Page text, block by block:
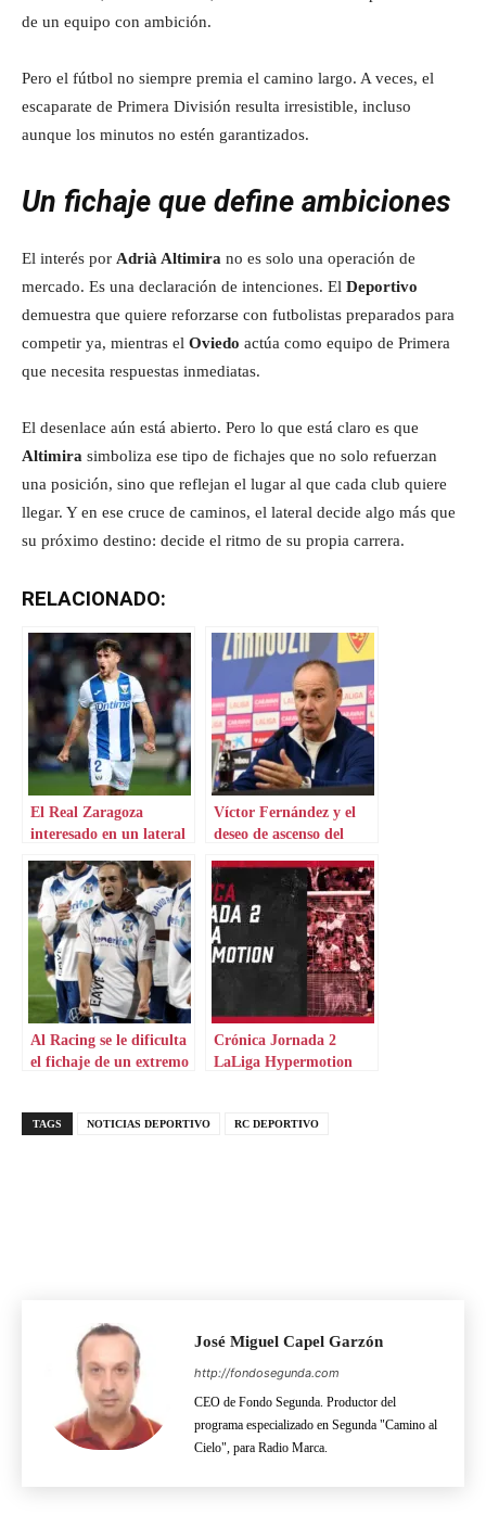
de un equipo con ambición.
Pero el fútbol no siempre premia el camino largo. A veces, el
escaparate de Primera División resulta irresistible, incluso
aunque los minutos no estén garantizados.
Un fichaje que define ambiciones
El interés por Adrià Altimira no es solo una operación de
mercado. Es una declaración de intenciones. El Deportivo
demuestra que quiere reforzarse con futbolistas preparados para
competir ya, mientras el Oviedo actúa como equipo de Primera
que necesita respuestas inmediatas.
El desenlace aún está abierto. Pero lo que está claro es que
Altimira simboliza ese tipo de fichajes que no solo refuerzan
una posición, sino que reflejan el lugar al que cada club quiere
llegar. Y en ese cruce de caminos, el lateral decide algo más que
su próximo destino: decide el ritmo de su propia carrera.
RELACIONADO:
El Real Zaragoza
interesado en un lateral
Víctor Fernández y el
deseo de ascenso del
Al Racing se le dificulta
el fichaje de un extremo
Crónica Jornada 2
LaLiga Hypermotion
TAGS NOTICIAS DEPORTIVO RC DEPORTIVO
José Miguel Capel Garzón
http://fondosegunda.com
CEO de Fondo Segunda. Productor del
programa especializado en Segunda "Camino al
Cielo", para Radio Marca.